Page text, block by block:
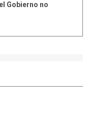
Gobierno no